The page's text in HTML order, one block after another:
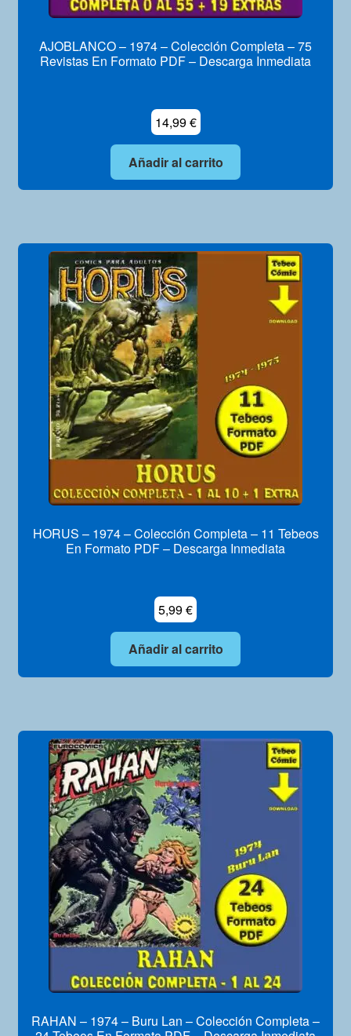
AJOBLANCO – 1974 – Colección Completa – 75
Revistas En Formato PDF – Descarga Inmediata
14,99€
Añadir al carrito
HORUS – 1974 – Colección Completa – 11 Tebeos
En Formato PDF – Descarga Inmediata
5,99€
Añadir al carrito
RAHAN – 1974 – Buru Lan – Colección Completa –